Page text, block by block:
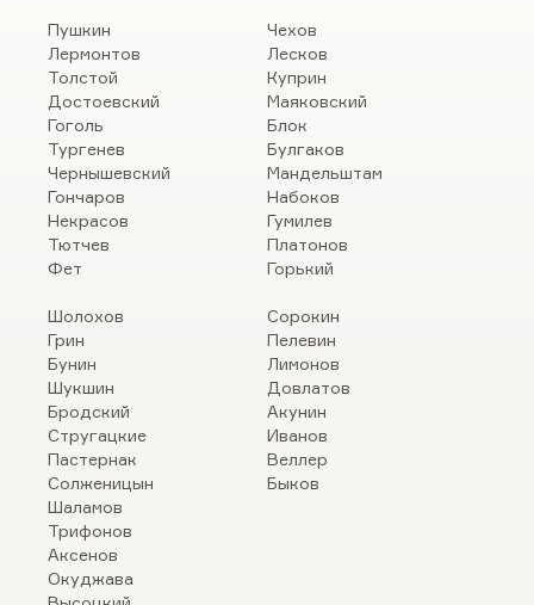
Пушкин
Лермонтов
Толстой
Достоевский
Гоголь
Тургенев
Чернышевский
Гончаров
Некрасов
Тютчев
Фет
Чехов
Лесков
Куприн
Маяковский
Блок
Булгаков
Мандельштам
Набоков
Гумилев
Платонов
Горький
Шолохов
Грин
Бунин
Шукшин
Бродский
Стругацкие
Пастернак
Солженицын
Шаламов
Трифонов
Аксенов
Окуджава
Сорокин
Пелевин
Лимонов
Довлатов
Акунин
Иванов
Веллер
Быков